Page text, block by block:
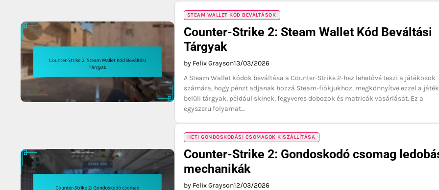
STEAM WALLET KÓD BEVÁLTÁSOK
Counter-Strike 2: Steam Wallet Kód Beváltási
Tárgyak
by Felix Grayson13/03/2026
A Steam Wallet kódok beváltása a Counter-Strike 2-hez lehetővé teszi a játékosok
számára, hogy pénzt adjanak hozzá Steam-fiókjukhoz, megkönnyítve ezzel a
belüli tárgyak, például skinek, fegyveres dobozok és matricák vásárlását. Ez a
egyszerű folyamat…
HETI GONDOSKODÁSI CSOMAGOK KISZÁLLÍTÁSA
Counter-Strike 2: Gondoskodó csomag
mechanikák
by Felix Grayson12/03/2026